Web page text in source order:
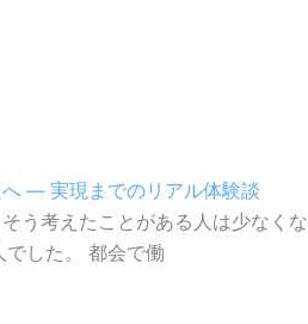
― 実現までのリアル体験談
う考えたことがある人は少なくな
した。 都会で働